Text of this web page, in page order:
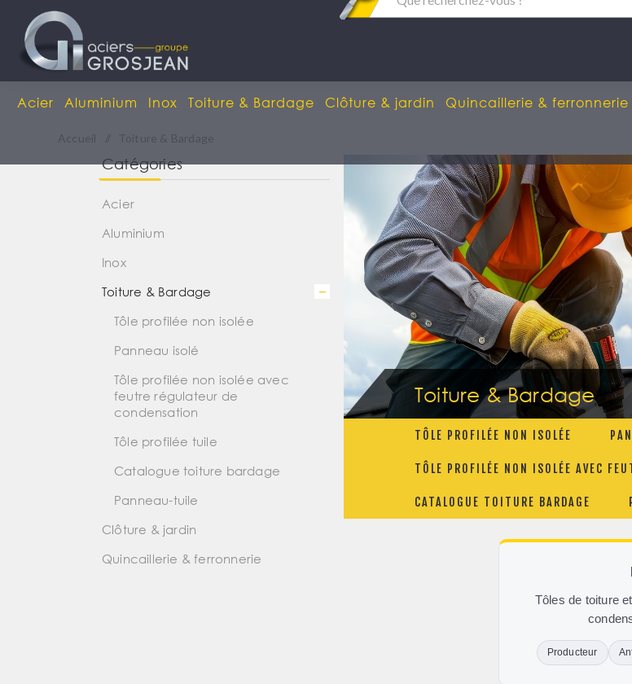
Acier Aluminium Inox Toiture & Bardage Clôture & jardin Quincaillerie & ferronnerie
Accueil Toiture & Bardage
Toiture & Bardage
TÔLE PROFILÉE NON ISOLÉE
TÔLE PROFILÉE NON ISOLÉE AVEC
CATALOGUE TOITURE BARDAGE
Tôles de toiture
Producteur
Catégories
Acier
Aluminium
Inox
Toiture & Bardage
Tôle profilée non isolée
Panneau isolé
Tôle profilée non isolée avec
feutre régulateur de
condensation
Tôle profilée tuile
Catalogue toiture bardage
Panneau-tuile
Clôture & jardin
Quincaillerie & ferronnerie